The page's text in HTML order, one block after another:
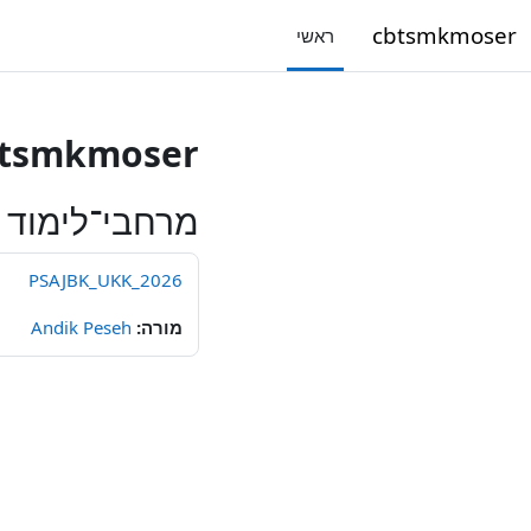
cbtsmkmoser ראשי
מרחבי־לימוד
PSAJBK_UKK_2026
מורה: Andik Peseh